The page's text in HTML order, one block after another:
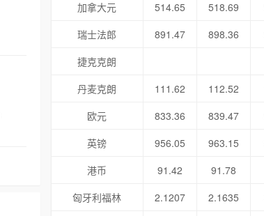
加拿大元
514.65 518.69
瑞士法郎
891.47 898.36
捷克克朗
丹麦克朗
111.62 112.52
欧元
833.36 839.47
英镑
956.05 963.15
港币
91.42 91.78
匈牙利福林
2.1207 2.1635